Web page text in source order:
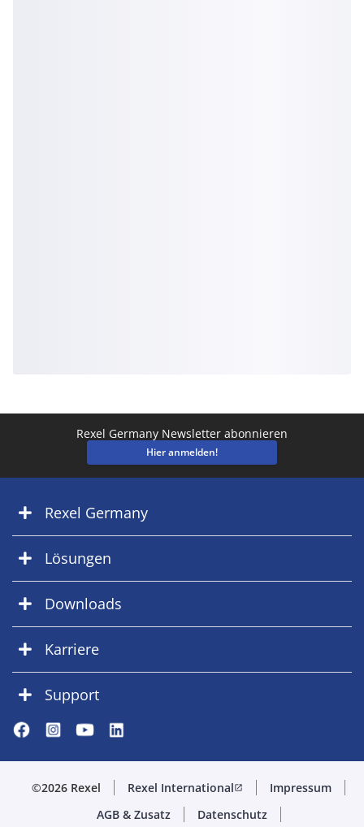
Rexel Germany Newsletter abonnieren
Hier anmelden!
Rexel Germany
Lösungen
Downloads
Karriere
Support
©2026 Rexel Rexel Internationalopen_in_new
Impressum
AGB & Zusatz
Datenschutz